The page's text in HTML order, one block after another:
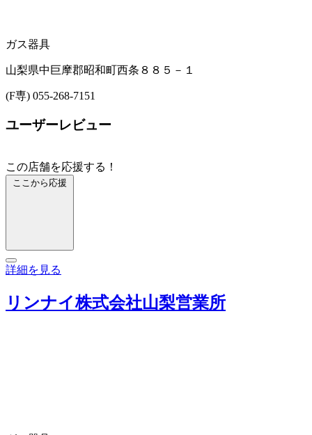
ガス器具
山梨県中巨摩郡昭和町西条８８５－１
(F専) 055-268-7151
ユーザーレビュー
この店舗を応援する！
ここから応援
詳細を見る
リンナイ株式会社山梨営業所